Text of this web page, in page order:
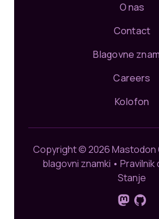
O nas
Contact
Blagovne
Careers
Kolofon
Copyright © 2026 Mastodon
blagovni znamki •
Stanje